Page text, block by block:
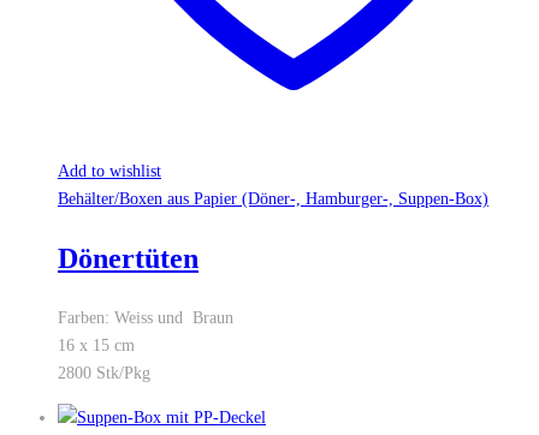
Add to wishlist
Behälter/Boxen aus Papier (Döner-, Hamburger-, Suppen-Box)
Dönertüten
Farben: Weiss und Braun
16 x 15 cm
2800 Stk/Pkg